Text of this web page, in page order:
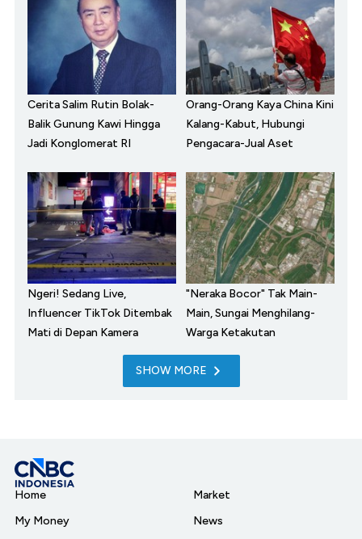
Cerita Salim Rutin Bolak-
Balik Gunung Kawi Hingga
Jadi Konglomerat RI
Orang-Orang Kaya China Kini
Kalang-Kabut, Hubungi
Pengacara-Jual Aset
Ngeri! Sedang Live,
Influencer TikTok Ditembak
Mati di Depan Kamera
"Neraka Bocor" Tak Main-
Main, Sungai Menghilang-
Warga Ketakutan
SHOW MORE
Home
My Money
Market
News